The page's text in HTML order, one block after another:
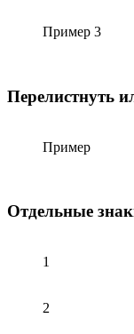
Пример 3
Перелистнуть
Пример
Отдельные
1
2